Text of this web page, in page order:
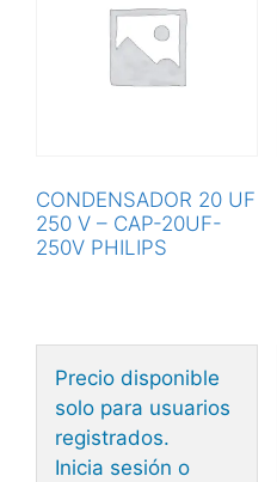
CONDENSADOR 20 UF
250 V – CAP-20UF-
250V PHILIPS
Precio disponible
solo para usuarios
registrados.
Inicia sesión o